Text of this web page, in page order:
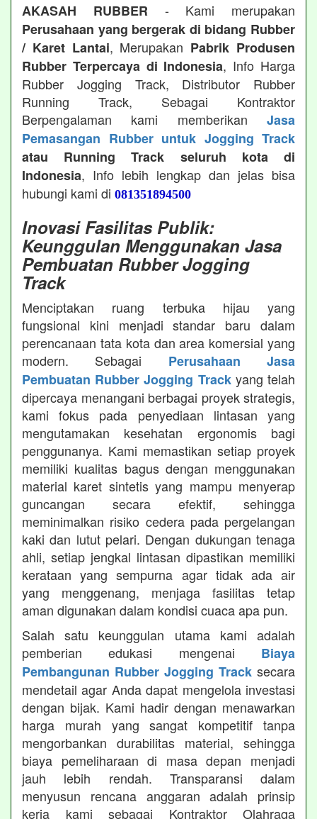
AKASAH RUBBER - Kami merupakan
Perusahaan yang bergerak di bidang Rubber
/ Karet Lantai, Merupakan Pabrik Produsen
Rubber Terpercaya di Indonesia, Info Harga
Rubber Jogging Track, Distributor Rubber
Running Track, Sebagai Kontraktor
Berpengalaman kami memberikan Jasa
Pemasangan Rubber untuk Jogging Track
atau Running Track seluruh kota di
Indonesia, Info lebih lengkap dan jelas bisa
hubungi kami di 081351894500
Inovasi Fasilitas Publik:
Keunggulan Menggunakan Jasa
Pembuatan Rubber Jogging
Track
Menciptakan ruang terbuka hijau yang
fungsional kini menjadi standar baru dalam
perencanaan tata kota dan area komersial yang
modern. Sebagai Perusahaan Jasa
Pembuatan Rubber Jogging Trackyang telah
dipercaya menangani berbagai proyek strategis,
kami fokus pada penyediaan lintasan yang
mengutamakan kesehatan ergonomis bagi
penggunanya. Kami memastikan setiap proyek
memiliki kualitas bagus dengan menggunakan
material karet sintetis yang mampu menyerap
guncangan secara efektif, sehingga
meminimalkan risiko cedera pada pergelangan
kaki dan lutut pelari. Dengan dukungan tenaga
ahli, setiap jengkal lintasan dipastikan memiliki
kerataan yang sempurna agar tidak ada air
yang menggenang, menjaga fasilitas tetap
aman digunakan dalam kondisi cuaca apa pun.
Salah satu keunggulan utama kami adalah
pemberian edukasi mengenai Biaya
Pembangunan Rubber Jogging Track secara
mendetail agar Anda dapat mengelola investasi
dengan bijak. Kami hadir dengan menawarkan
harga murah yang sangat kompetitif tanpa
mengorbankan durabilitas material, sehingga
biaya pemeliharaan di masa depan menjadi
jauh lebih rendah. Transparansi dalam
menyusun rencana anggaran adalah prinsip
kerja kami sebagai Kontraktor Olahraga